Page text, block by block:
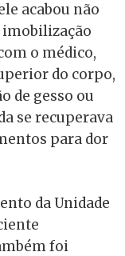
acabou não
o médico,
do corpo,
de gesso ou
se recuperava
para dor
da Unidade
foi